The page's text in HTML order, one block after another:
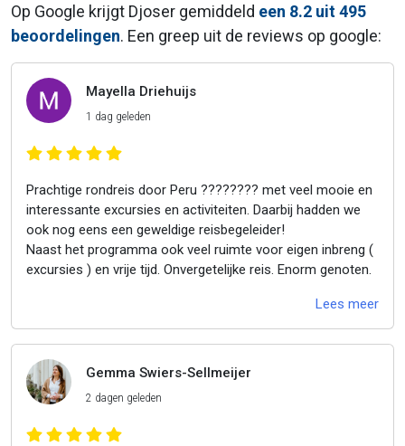
Op Google krijgt Djoser gemiddeld een 8.2 uit 495
beoordelingen. Een greep uit de reviews op google:
Mayella Driehuijs
1 dag geleden
Prachtige rondreis door Peru ???????? met veel mooie en
interessante excursies en activiteiten. Daarbij hadden we
ook nog eens een geweldige reisbegeleider!
Naast het programma ook veel ruimte voor eigen inbreng (
excursies ) en vrije tijd. Onvergetelijke reis. Enorm genoten.
Lees meer
Gemma Swiers-Sellmeijer
2 dagen geleden